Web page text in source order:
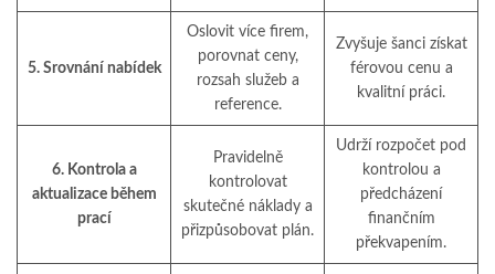
5. Srovnání nabídek
Oslovit více firem,
porovnat ceny,
rozsah služeb a
reference.
Zvyšuje šanci získat
férovou cenu a
kvalitní práci.
6. Kontrola a
aktualizace během
prací
Pravidelně
kontrolovat
skutečné náklady a
přizpůsobovat plán.
Udrží rozpočet pod
kontrolou a
předcházení
finančním
překvapením.